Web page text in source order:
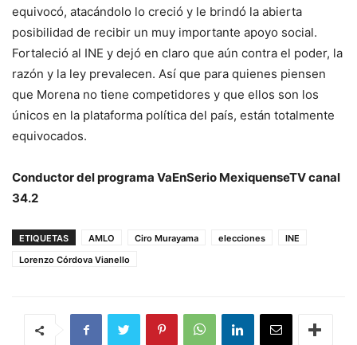
equivocó, atacándolo lo creció y le brindó la abierta
posibilidad de recibir un muy importante apoyo social.
Fortaleció al INE y dejó en claro que aún contra el poder, la
razón y la ley prevalecen. Así que para quienes piensen
que Morena no tiene competidores y que ellos son los
únicos en la plataforma política del país, están totalmente
equivocados.
Conductor del programa VaEnSerio MexiquenseTV canal
34.2
ETIQUETAS AMLO Ciro Murayama elecciones
INE
Lorenzo Córdova Vianello